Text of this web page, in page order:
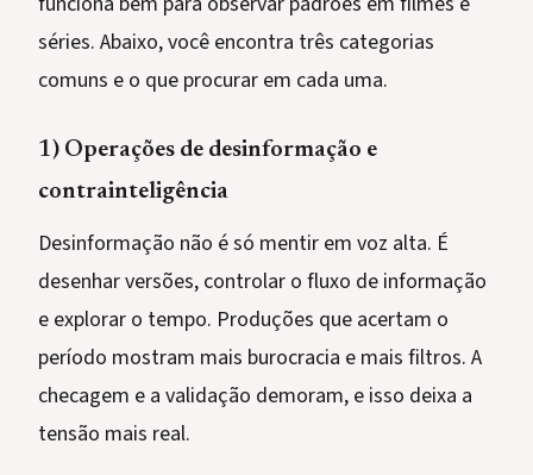
séries. Abaixo, você encontra três categorias
comuns e o que procurar em cada uma.
1) Operações de desinformação e
contrainteligência
Desinformação não é só mentir em voz alta. É
desenhar versões, controlar o fluxo de informação
e explorar o tempo. Produções que acertam o
período mostram mais burocracia e mais filtros. A
checagem e a validação demoram, e isso deixa a
tensão mais real.